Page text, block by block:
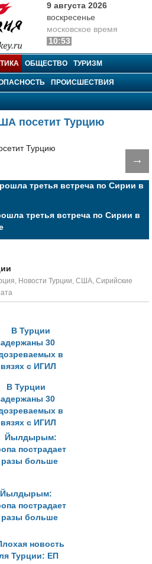
9 августа 2026
воскресенье
московское время
10:53
ОБЩЕСТВО ТУРИЗМ
ПРОИСШЕСТВИЯ
посетит Турцию
→
третья встреча по Сирии в
, Новости Турции, США, Сирийские
В Турции
30
в
с ИГИЛ
Йылдырым:
пострадает
разы больше